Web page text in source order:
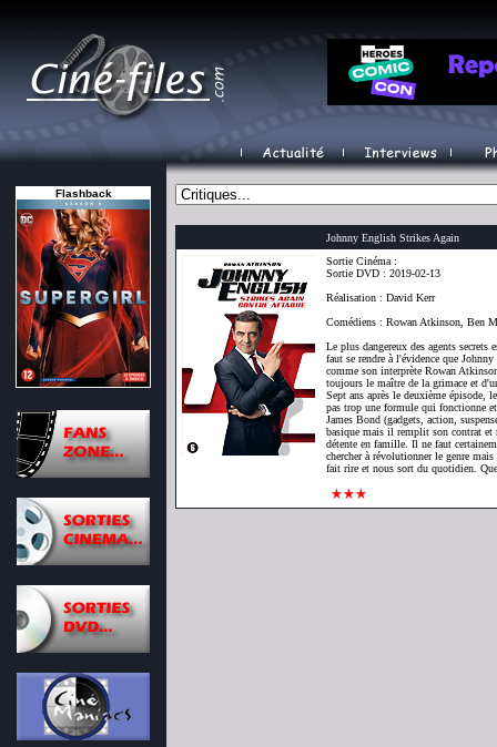
Flashback
Johnny English Strikes Again
Sortie Cinéma :
Sortie DVD : 2019-02-13
Réalisation : David Kerr
Comédiens : Rowan Atkinson, Ben
Le plus dangereux des agents secrets
faut se rendre à l'évidence que
comme son interprète Rowan
toujours le maître de la grimace et
Sept ans après le deuxième épisode,
pas trop une formule qui fonctionne
James Bond (gadgets, action,
basique mais il remplit son contrat et
détente en famille. Il ne faut
chercher à révolutionner le genre
fait rire et nous sort du quotidien.